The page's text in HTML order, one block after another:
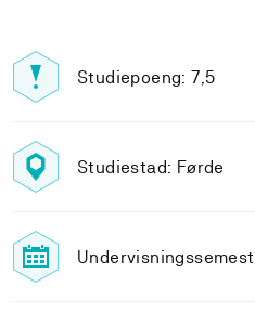
Studiepoeng: 7,5
Studiestad: Førde